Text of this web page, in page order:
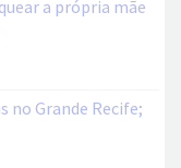
a própria mãe
no Grande Recife;